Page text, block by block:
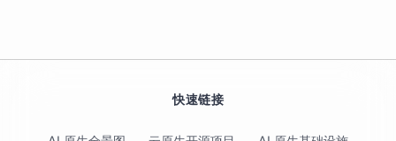
快速链接